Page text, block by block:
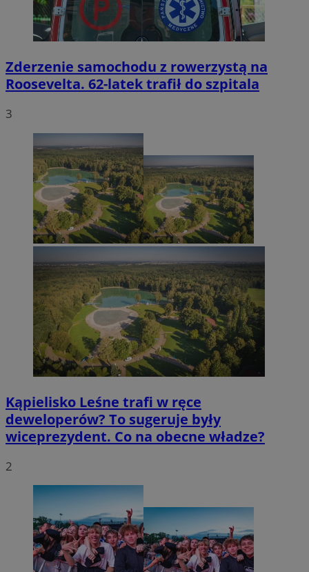
Zderzenie samochodu z rowerzystą na
Roosevelta. 62-latek trafił do szpitala
3
Kąpielisko Leśne trafi w ręce
deweloperów? To sugeruje były
wiceprezydent. Co na obecne władze?
2